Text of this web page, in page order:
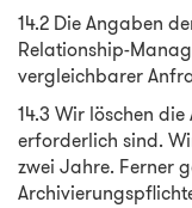
14.2 Die Angaben
Relationship-
vergleichbarer
14.3 Wir löschen
erforderlich sind.
zwei Jahre. Ferner